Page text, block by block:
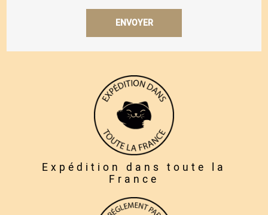
Expédition dans toute la
France